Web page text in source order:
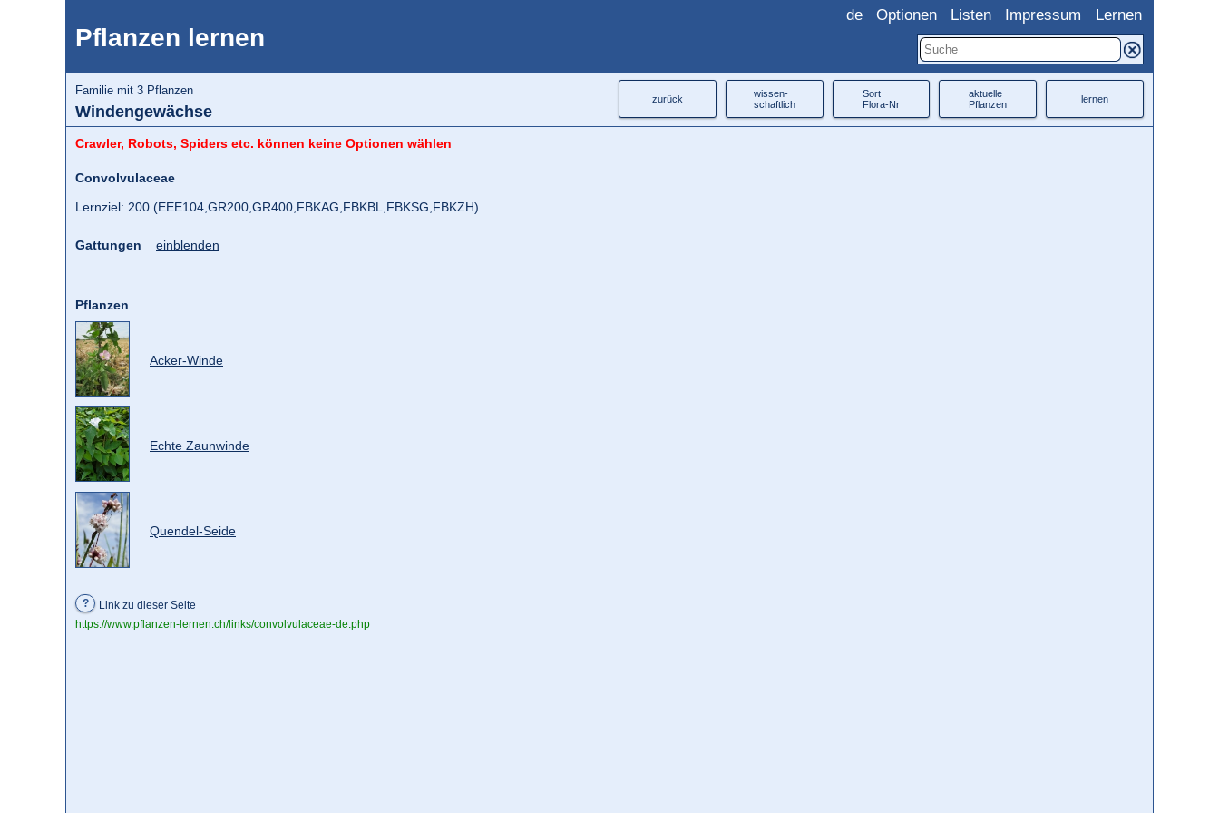
Pflanzen lernen
de Optionen Listen Impressum Lernen
Familie mit 3 Pflanzen
Windengewächse
zurück
wissen-
schaftlich
Sort
Flora-Nr
aktuelle
Pflanzen
lernen
Crawler, Robots, Spiders etc. können keine Optionen wählen
Convolvulaceae
Lernziel: 200 (EEE104, GR200, GR400, FBKAG, FBKBL, FBKSG, FBKZH)
Gattungen einblenden
Pflanzen
Acker-Winde
Echte Zaunwinde
Quendel-Seide
?
Link zu dieser Seite
https://www.pflanzen-lernen.ch/links/convolvulaceae-de.php